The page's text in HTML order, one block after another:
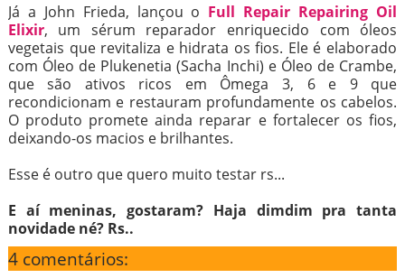
Já a John Frieda, lançou o Full Repair Repairing Oil
Elixir, um sérum reparador enriquecido com óleos
vegetais que revitaliza e hidrata os fios. Ele é elaborado
com Óleo de Plukenetia (Sacha Inchi) e Óleo de Crambe,
que são ativos ricos em Ômega 3, 6 e 9 que
recondicionam e restauram profundamente os cabelos.
O produto promete ainda reparar e fortalecer os fios,
deixando-os macios e brilhantes.
Esse é outro que quero muito testar rs...
E aí meninas, gostaram? Haja dimdim pra tanta
novidade né? Rs..
4 comentários: